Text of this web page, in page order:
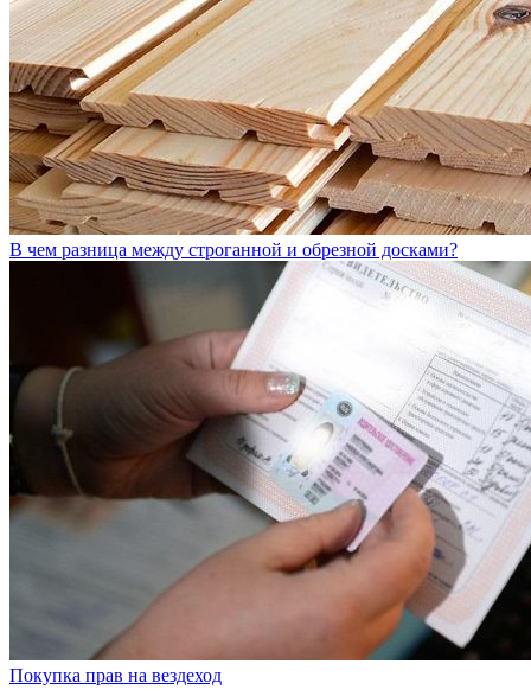
В чем разница между строганной и обрезной досками?
Покупка прав на вездеход